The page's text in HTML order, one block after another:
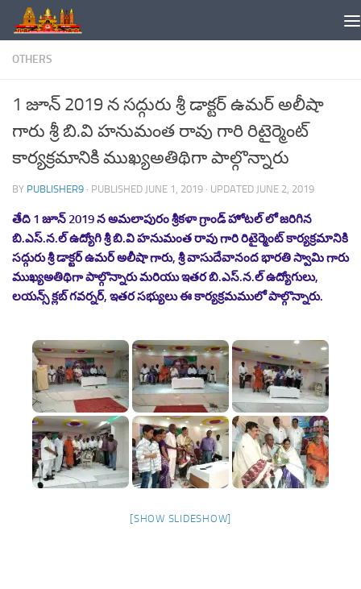
Skip to content
OTHERS
1 జూన్ 2019 న సద్గురు శ్రీ డాక్టర్ ఉమర్ అలీషా
గారు శ్రీ బి.వి హనుమంత రావు గారి రిటైర్మెంట్
కార్యక్రమానికి ముఖ్యఅతిథిగా పాల్గొన్నారు
BY PUBLISHER9 · PUBLISHED JUNE 1, 2019 · UPDATED JUNE 2, 2019
తేది 1 జూన్ 2019 న అమలాపురం శ్రీకళా గ్రాండ్ హోటల్ లో జరిగిన
బి.ఎస్.న.ల్ ఉద్యోగి శ్రీ బి.వి హనుమంత రావు గారి రిటైర్మెంట్ కార్యక్రమానికి
సద్గురు శ్రీ డాక్టర్ ఉమర్ అలీషా గారు, శ్రీ వాసుదేవానంద భారతి స్వామి గారు
ముఖ్యఅతిథిగా పాల్గొన్నారు మరియు ఇతర బి.ఎస్.న.ల్ ఉద్యోగులు,
లయన్స్ క్లబ్ గవర్నర్, ఇతర సభ్యులు ఈ కార్యక్రమములో పాల్గొన్నారు.
[SHOW SLIDESHOW]